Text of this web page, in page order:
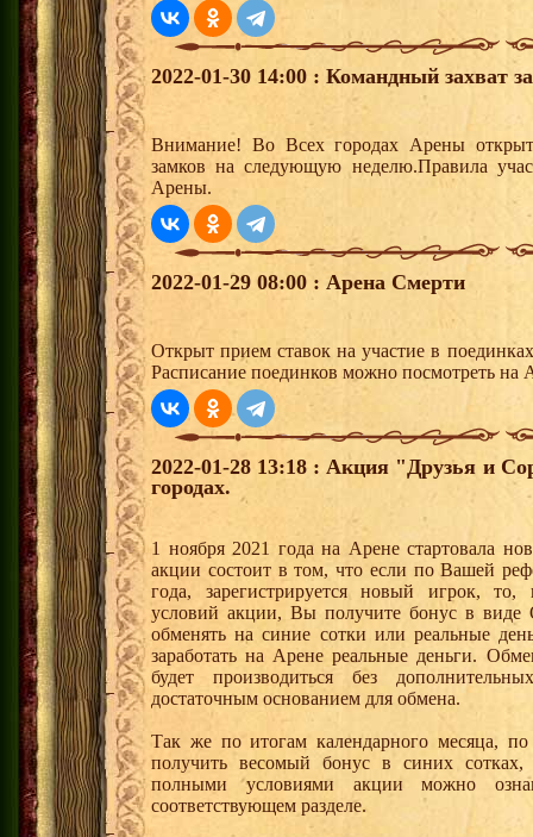
2022-01-30 14:00 : Командный захват
Внимание! Во Всех городах Арены
замков на следующую неделю.Правила
Арены.
2022-01-29 08:00 : Арена Смерти
Открыт прием ставок на участие в
Расписание поединков можно посмотреть на
2022-01-28 13:18 : Акция "Друзья и
городах.
1 ноября 2021 года на Арене стартовала
акции состоит в том, что если по Вашей
года, зарегистрируется новый игрок,
условий акции, Вы получите бонус в
обменять на синие сотки или реальные
заработать на Арене реальные деньги.
будет производиться без
достаточным основанием для обмена.
Так же по итогам календарного месяца,
получить весомый бонус в синих
полными условиями акции можно
соответствующем разделе.